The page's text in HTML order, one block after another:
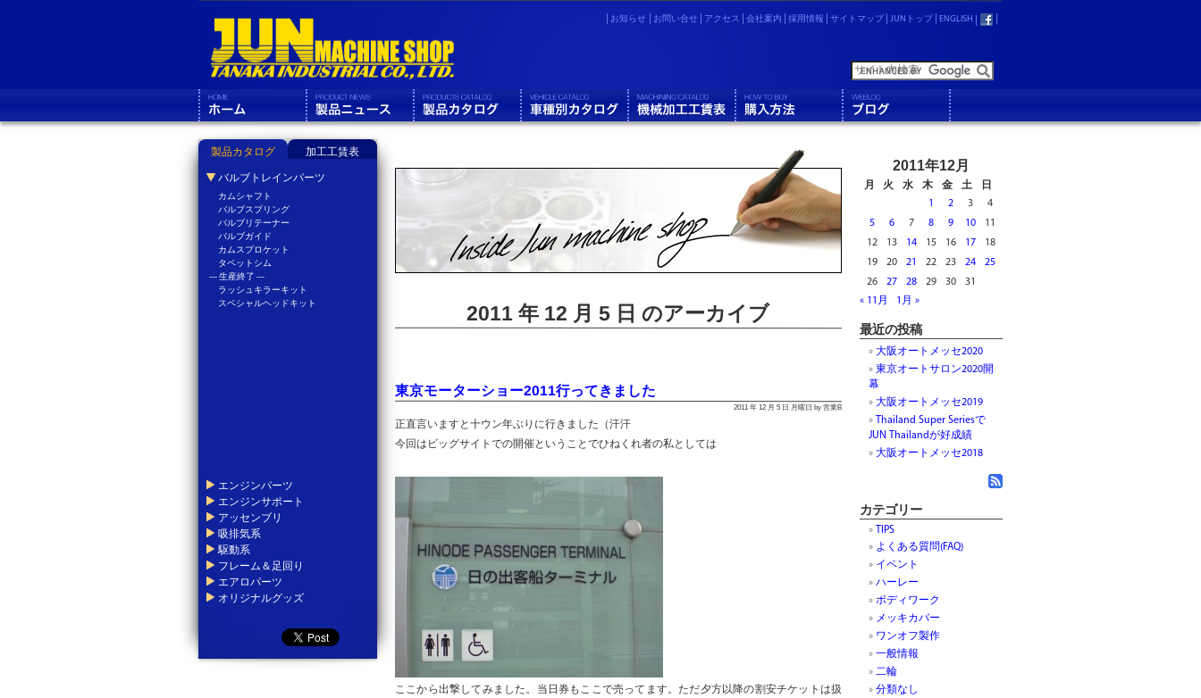
お知らせ お問い合せ アクセス 会社案内 採用情報 サイトマップ JUNトップ ENGLISH
2011 年 12 月 5 日 のアーカイブ
東京モーターショー2011行ってきました
2011 年 12 月 5 日 月曜日 by 営業B
正直言いますと十ウン年ぶりに行きました（汗汗
今回はビッグサイトでの開催ということでひねくれ者の私としては
ここから出撃してみました。当日券もここで売ってます。ただ夕方以降の割安チケットは扱
2011年12月
月 火 水 木 金 土
日
1
2 3
4
5
6 7 8 9 10
11
12
13 14 15 16 17
18
19
20 21 22 23 24
25
26
27 28 29 30
31
« 11月
1月 »
最近の投稿
大阪オートメッセ2020
東京オートサロン2020開
幕
大阪オートメッセ2019
Thailand Super Seriesで
JUN Thailandが好成績
大阪オートメッセ2018
カテゴリー
TIPS
よくある質問(FAQ)
イベント
ハーレー
ボディワーク
メッキカバー
ワンオフ製作
一般情報
二輪
分類なし
製品カタログ 加工工賃表
バルブトレインパーツ
カムシャフト
バルブスプリング
バルブリテーナー
バルブガイド
カムスプロケット
タペットシム
--- 生産終了 ---
ラッシュキラーキット
スペシャルヘッドキット
エンジンパーツ
エンジンサポート
アッセンブリ
吸排気系
駆動系
フレーム＆足回り
エアロパーツ
オリジナルグッズ